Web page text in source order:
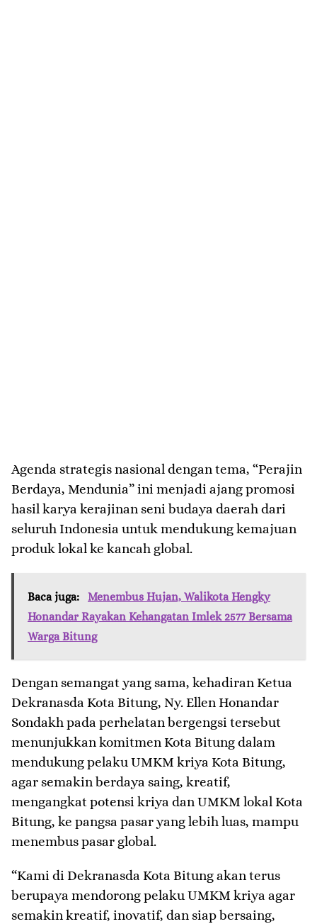
Agenda strategis nasional dengan tema, “Perajin
Berdaya, Mendunia” ini menjadi ajang promosi
hasil karya kerajinan seni budaya daerah dari
seluruh Indonesia untuk mendukung kemajuan
produk lokal ke kancah global.
Baca juga:
Menembus Hujan, Walikota Hengky
Honandar Rayakan Kehangatan Imlek 2577 Bersama
Warga Bitung
Dengan semangat yang sama, kehadiran Ketua
Dekranasda Kota Bitung, Ny. Ellen Honandar
Sondakh pada perhelatan bergengsi tersebut
menunjukkan komitmen Kota Bitung dalam
mendukung pelaku UMKM kriya Kota Bitung,
agar semakin berdaya saing, kreatif,
mengangkat potensi kriya dan UMKM lokal Kota
Bitung, ke pangsa pasar yang lebih luas, mampu
menembus pasar global.
“Kami di Dekranasda Kota Bitung akan terus
berupaya mendorong pelaku UMKM kriya agar
semakin kreatif, inovatif, dan siap bersaing,